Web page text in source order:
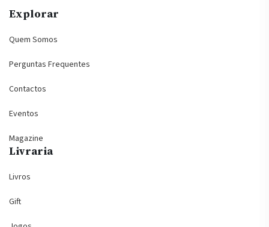
Explorar
Quem Somos
Perguntas Frequentes
Contactos
Eventos
Magazine
Livraria
Livros
Gift